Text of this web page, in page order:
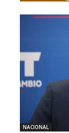
NACIONAL